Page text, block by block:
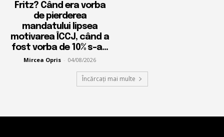
Fritz? Când era vorba
de pierderea
mandatului lipsea
motivarea ÎCCJ, când a
fost vorba de 10% s-a...
Mircea Opris - 04/08/2026
Încărcați mai multe